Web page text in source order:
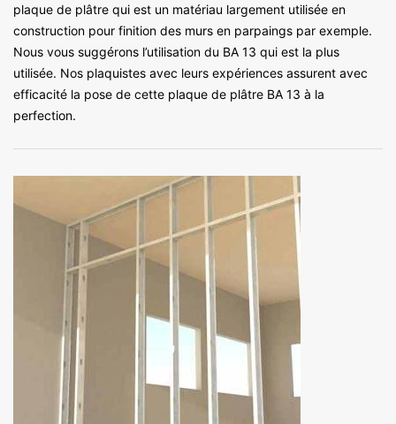
plaque de plâtre qui est un matériau largement utilisée en
construction pour finition des murs en parpaings par exemple.
Nous vous suggérons l’utilisation du BA 13 qui est la plus
utilisée. Nos plaquistes avec leurs expériences assurent avec
efficacité la pose de cette plaque de plâtre BA 13 à la
perfection.